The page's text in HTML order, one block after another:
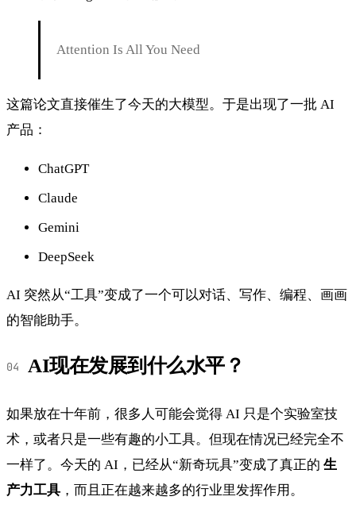
Attention Is All You Need
这篇论文直接催生了今天的大模型。于是出现了一批 AI
产品：
ChatGPT
Claude
Gemini
DeepSeek
AI 突然从“工具”变成了一个可以对话、写作、编程、画画
的智能助手。
AI现在发展到什么水平？
如果放在十年前，很多人可能会觉得 AI 只是个实验室技
术，或者只是一些有趣的小工具。但现在情况已经完全不
一样了。今天的 AI，已经从“新奇玩具”变成了真正的 生
产力工具 ，而且正在越来越多的行业里发挥作用。